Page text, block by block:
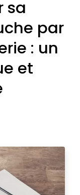
sa
par
: un
et